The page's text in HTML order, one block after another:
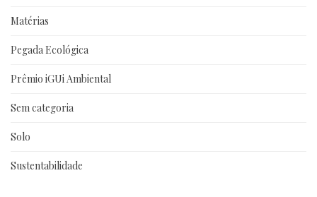
Matérias
Pegada Ecológica
Prêmio iGUi Ambiental
Sem categoria
Solo
Sustentabilidade